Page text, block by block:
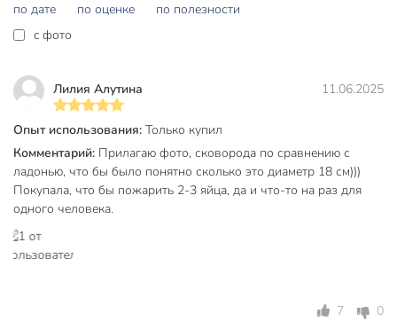
Подходит ли сковорода для индукционных плит?
Нет, данная модель предназначена для газовых,
потребуется другая модель.
Можно ли мыть в посудомоечной машине?
Да, сковорода HouseLoft с тефлоновым покрытием
подходит для мытья в посудомоечной машине — экономит
время и силы, покрытие не повреждается.
Какой размер дна и высота борта?
Диаметр дна — 13 см, высота борта — 40 мм. Это удобно
по дате
по оценке
по полезности
c фото
Лилия Алутина 11.06.2025
Опыт использования: Только купил
Комментарий: Прилагаю фото, сковорода по сравнению с
ладонью, что бы было понятно сколько это диаметр 18 см)))
Покупала, что бы пожарить 2-3 яйца, да и что-то на раз для
одного человека.
7 0